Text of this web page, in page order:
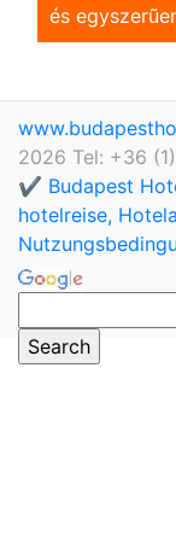
és
2026 Tel: +36
✔️ Budapest
hotelreise,